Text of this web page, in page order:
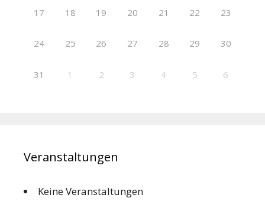
17 18 19 20 21 22 23
24 25 26 27 28 29 30
31 1 2 3 4 5 6
Veranstaltungen
Keine Veranstaltungen